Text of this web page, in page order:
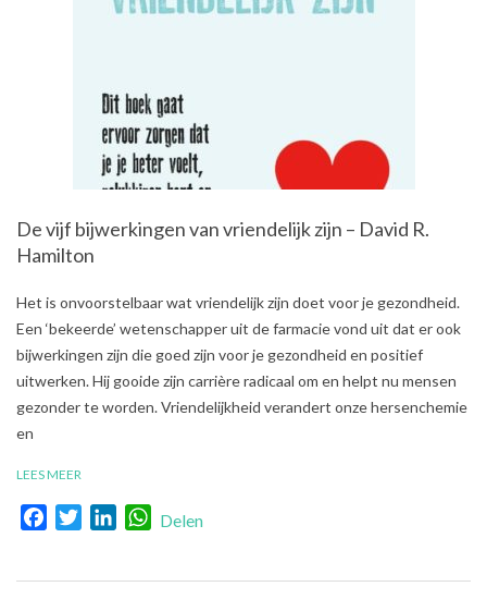
De vijf bijwerkingen van vriendelijk zijn – David R.
Hamilton
2021-
01-
24
Het is onvoorstelbaar wat vriendelijk zijn doet voor je gezondheid.
Een ‘bekeerde’ wetenschapper uit de farmacie vond uit dat er ook
bijwerkingen zijn die goed zijn voor je gezondheid en positief
uitwerken. Hij gooide zijn carrière radicaal om en helpt nu mensen
gezonder te worden. Vriendelijkheid verandert onze hersenchemie
en
LEES MEER
FacebookTwitterLinkedInWhatsApp
Delen